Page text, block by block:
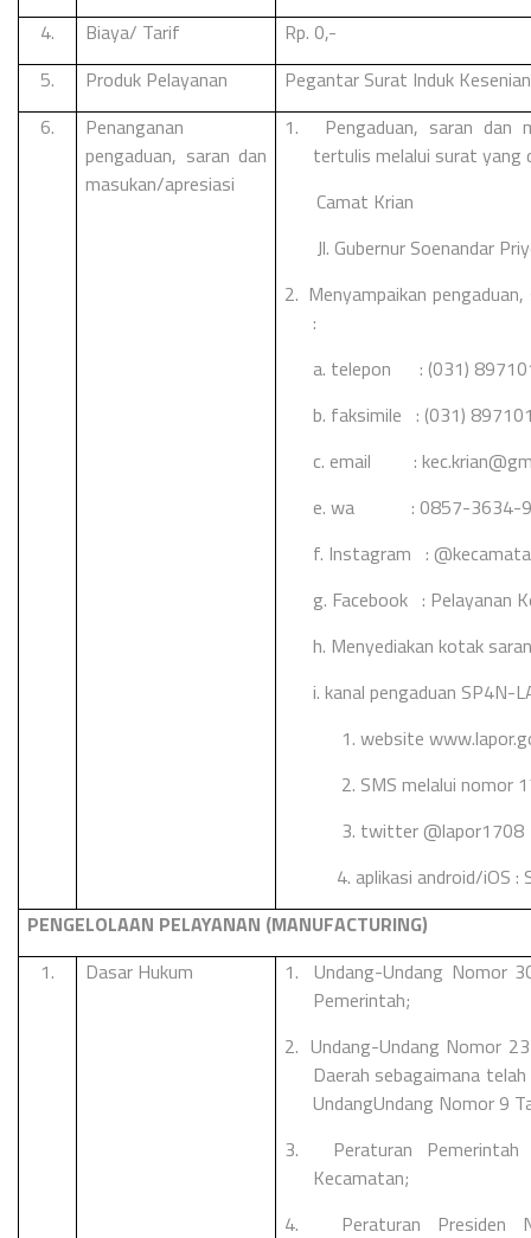
4. Biaya/ Tarif
Rp. 0,-
5.
Produk Pelayanan
Pegantar Surat Induk Kesenian
6.
Penanganan
pengaduan, saran dan
masukan/apresiasi
1.
Pengaduan, saran dan
tertulis melalui surat yang
Camat Krian
Jl. Gubernur Soenandar
2. Menyampaikan
:
a. telepon : (031)
b. faksimile : (031)
c. email :
e. wa : 0857-3634-
f. Instagram :
g. Facebook : Pelayanan
h. Menyediakan kotak
i. kanal pengaduan SP4N-
1. website
2. SMS melalui nomor
3. twitter @lapor1708
4. aplikasi android/iOS :
PENGELOLAAN PELAYANAN (MANUFACTURING)
1.
Dasar Hukum 1.
Undang-Undang Nomor
Pemerintah;
2. Undang-Undang Nomor
Daerah sebagaimana
UndangUndang Nomor 9
3.
Peraturan
Kecamatan;
4.
Peraturan